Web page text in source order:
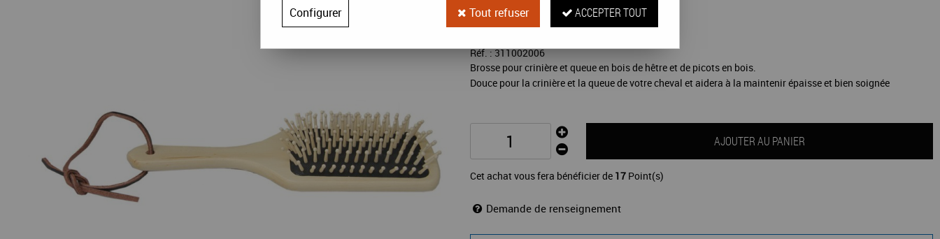
17,99€ TTC
Réf. :311002006
Brosse pour crinière et queue en bois de hêtre et de picots en bois.
Douce pour la crinière et la queue de votre cheval et aidera à la maintenir épaisse et bien soignée
AJOUTER AU PANIER
Cet achat vous fera bénéficier de 17 Point(s)
Demande de renseignement
Configurer Tout refuser ACCEPTER TOUT